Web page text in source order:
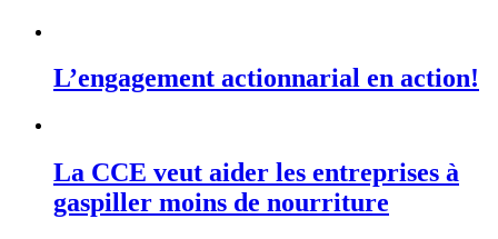
L’engagement actionnarial en action!
La CCE veut aider les entreprises à
gaspiller moins de nourriture